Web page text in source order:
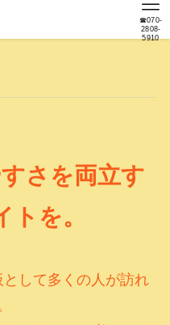
☎070-
2808-
5910
さを両立す
トを。
して多くの人が訪れ